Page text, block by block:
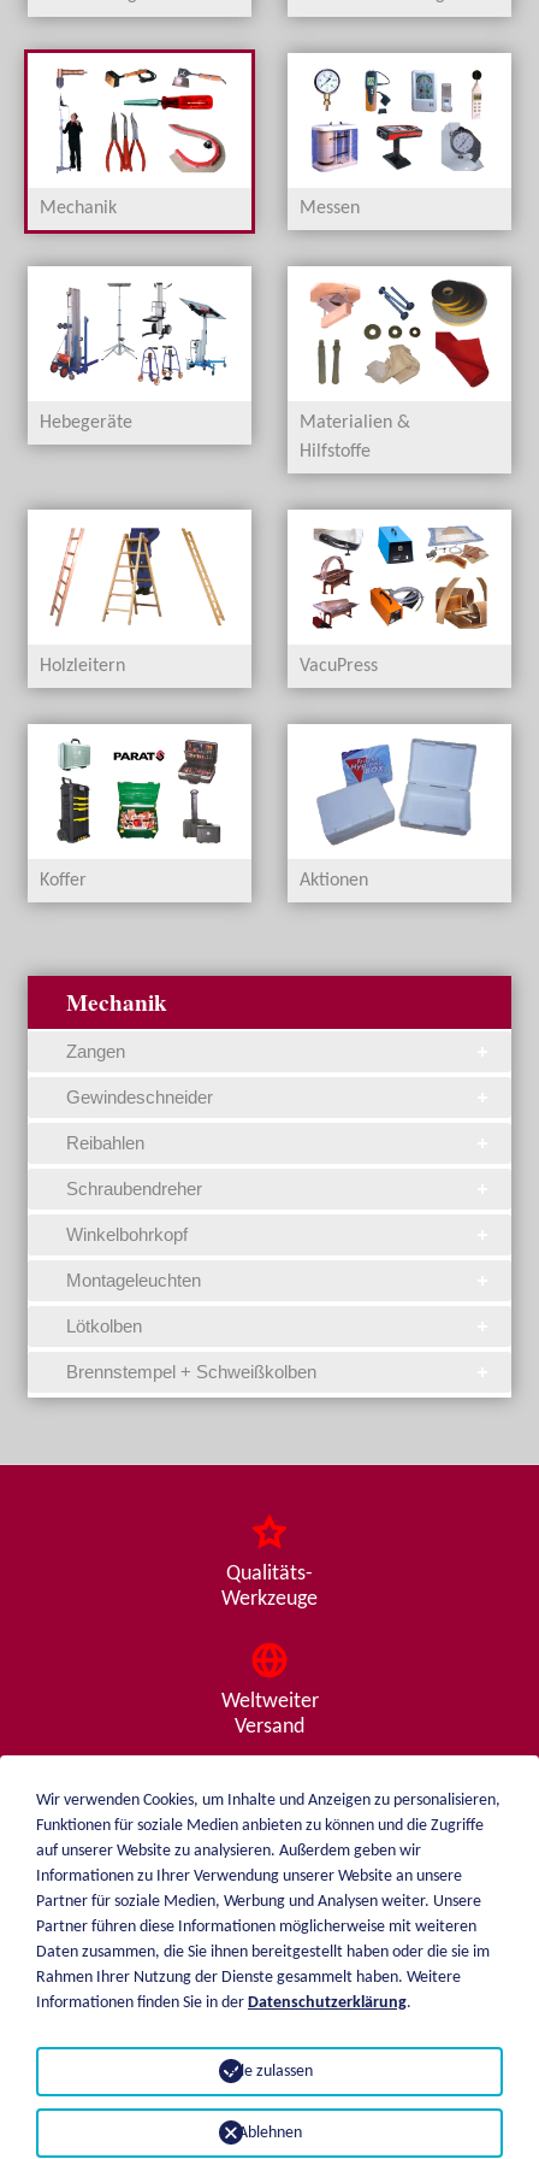
Mechanik Messen
Hebegeräte
Materialien &
Hilfstoffe
Holzleitern VacuPress
Koffer Aktionen
Mechanik
Zangen
Gewindeschneider
Reibahlen
Schraubendreher
Winkelbohrkopf
Montageleuchten
Lötkolben
Brennstempel + Schweißkolben
Qualitäts-
Werkzeuge
Weltweiter
Versand
Beratung
von A - Z
weiblen.
+49 (0)7551 1607
Über mich
Katalog
Zahlungsarten
Impressum
Datenschutz
Wir verwenden Cookies, um Inhalte und Anzeigen zu personalisieren,
Funktionen für soziale Medien anbieten zu können und die Zugriffe
auf unserer Website zu analysieren. Außerdem geben wir
Informationen zu Ihrer Verwendung unserer Website an unsere
Partner für soziale Medien, Werbung und Analysen weiter. Unsere
Partner führen diese Informationen möglicherweise mit weiteren
Daten zusammen, die Sie ihnen bereitgestellt haben oder die sie im
Rahmen Ihrer Nutzung der Dienste gesammelt haben. Weitere
Informationen finden Sie in der Datenschutzerklärung.
Ablehnen
Alle zulassen